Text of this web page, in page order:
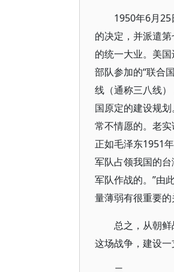
1950年6月
的决定，并派遣
的统一大业。美
部队参加的“联合
线（通称三八线
国原定的建设规
常不情愿的。老
正如毛泽东1951
军队占领我国的
军队作战的。”由
量薄弱有很重要的
总之，从朝
这场战争，建设